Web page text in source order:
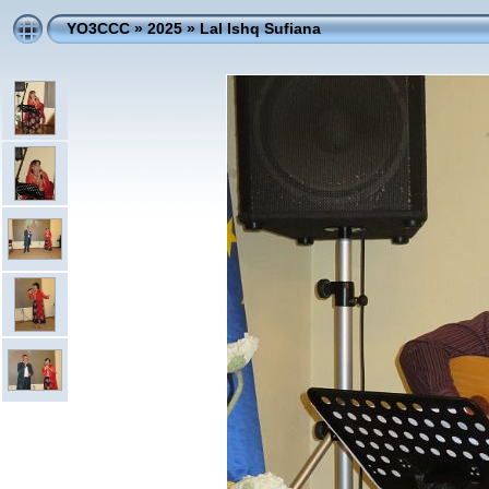
YO3CCC»2025»Lal Ishq Sufiana